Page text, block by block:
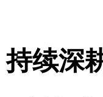
持续深